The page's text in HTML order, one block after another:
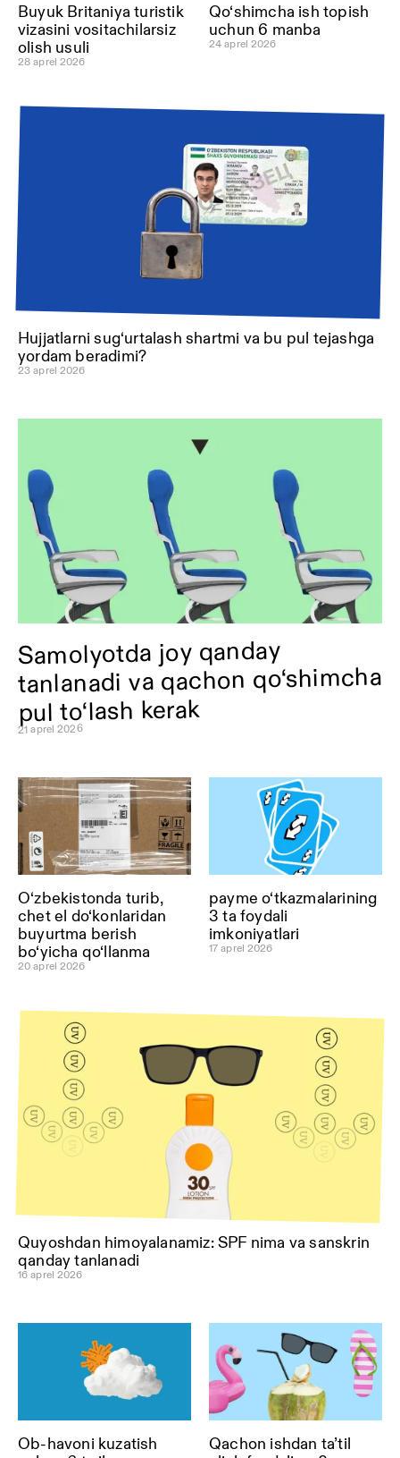
Buyuk Britaniya turistik
vizasini vositachilarsiz
olish usuli
28 aprel 2026
Qo‘shimcha ish topish
uchun 6 manba
24 aprel 2026
Hujjatlarni sug‘urtalash shartmi va bu pul tejashga
yordam beradimi?
23 aprel 2026
Samolyotda joy qanday
tanlanadi va qachon qo‘shimcha
pul to‘lash kerak
21 aprel 2026
O‘zbekistonda turib,
chet el do‘konlaridan
buyurtma berish
bo‘yicha qo‘llanma
20 aprel 2026
payme o‘tkazmalarining
3 ta foydali
imkoniyatlari
17 aprel 2026
Quyoshdan himoyalanamiz: SPF nima va sanskrin
qanday tanlanadi
16 aprel 2026
Ob-havoni kuzatish
Qachon ishdan ta’til